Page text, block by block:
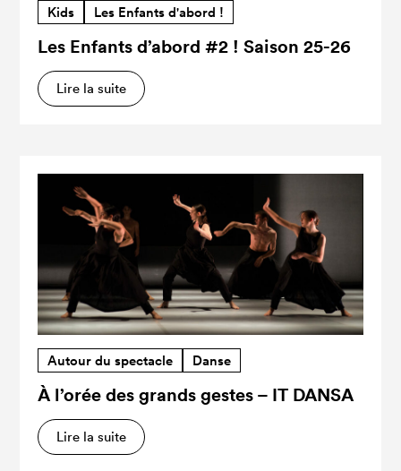
Kids Les Enfants d'abord !
Les Enfants d’abord #2 ! Saison 25-26
Lire la suite
Autour du spectacle Danse
À l’orée des grands gestes – IT DANSA
Lire la suite